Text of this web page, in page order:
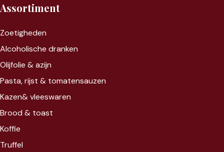
Assortiment
Zoetigheden
Alcoholische dranken
Olijfolie & azijn
Pasta, rijst & tomatensauzen
Kazen&vleeswaren
Brood & toast
Koffie
Truffel